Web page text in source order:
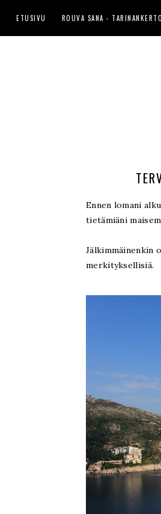
ETUSIVU ROUVA SANA -
Ennen lomani
tietämiäni
Jälkimmäinenkin
merkityksellisiä.